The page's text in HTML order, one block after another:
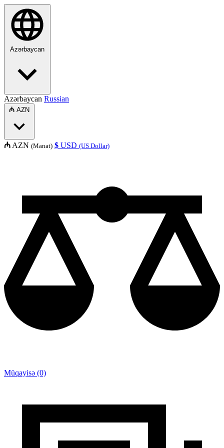
Azərbaycan
Azərbaycan Russian
₼ AZN
₼ AZN (Manat) $ USD (US Dollar)
Müqayisə (0)